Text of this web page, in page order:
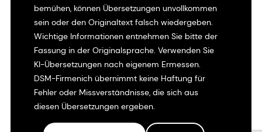
bemühen, können Übersetzungen unvollkommen
sein oder den Originaltext falsch wiedergeben.
Wichtige Informationen entnehmen Sie bitte der
Fassung in der Originalsprache. Verwenden Sie
KI-Übersetzungen nach eigenem Ermessen.
DSM-Firmenich übernimmt keine Haftung für
Fehler oder Missverständnisse, die sich aus
diesen Übersetzungen ergeben.
Bedingungen und Konditionen
Kalifornien-Transparenz
Erklärung zur Zugänglichkeit
Rechtliche Informationen